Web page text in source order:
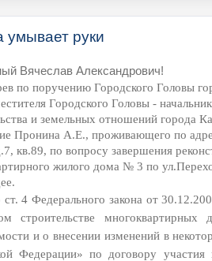
умывает руки
Вячеслав Александрович!
по поручению Городского Головы
Городского Головы -
и земельных отношений города
Пронина А.Е., проживающего по
кв.89, по вопросу завершения
жилого дома № 3 по
ст. 4 Федерального закона от
строительстве
и о внесении изменений в
Федерации» по договору участия